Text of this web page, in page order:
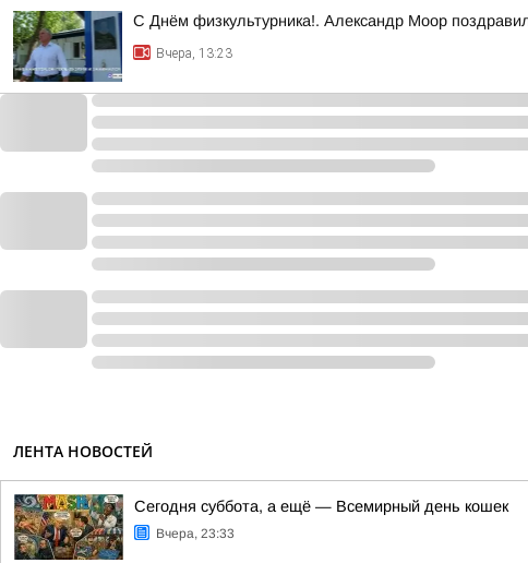
С Днём физкультурника!. Александр Моор
Вчера, 13:23
ЛЕНТА НОВОСТЕЙ
Сегодня суббота, а ещё — Всемирный день кошек
Вчера, 23:33